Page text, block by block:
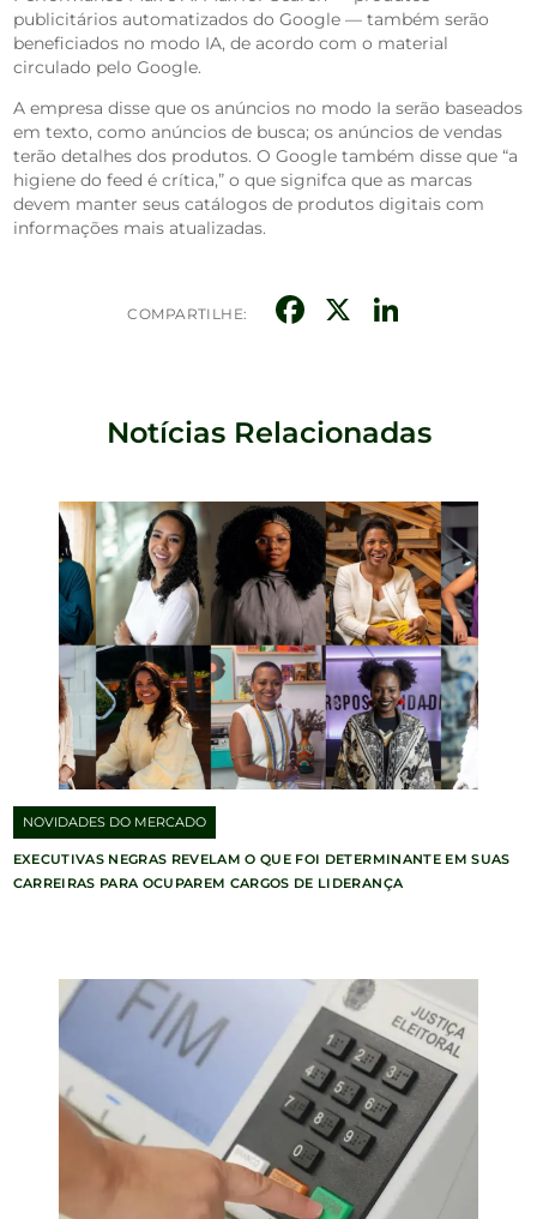
publicitários automatizados do Google — também serão
beneficiados no modo IA, de acordo com o material
circulado pelo Google.
A empresa disse que os anúncios no modo Ia serão baseados
em texto, como anúncios de busca; os anúncios de vendas
terão detalhes dos produtos. O Google também disse que “a
higiene do feed é crítica,” o que signifca que as marcas
devem manter seus catálogos de produtos digitais com
informações mais atualizadas.
COMPARTILHE: Facebook
X
Notícias Relacionadas
NOVIDADES DO MERCADO
EXECUTIVAS NEGRAS REVELAM O QUE FOI DETERMINANTE EM SUAS
CARREIRAS PARA OCUPAREM CARGOS DE LIDERANÇA